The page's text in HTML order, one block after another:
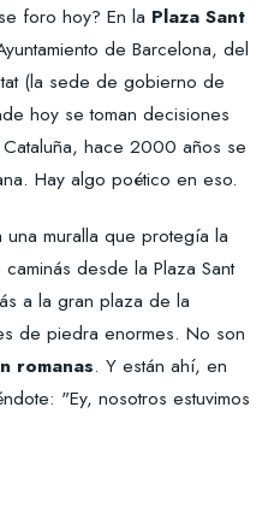
foro hoy? En la Plaza Sant
de Barcelona, del
(la sede de gobierno de
hoy se toman decisiones
hace 2000 años se
Hay algo poético en eso.
muralla que protegía la
desde la Plaza Sant
a la gran plaza de la
de piedra enormes. No son
romanas. Y están ahí, en
"Ey, nosotros estuvimos